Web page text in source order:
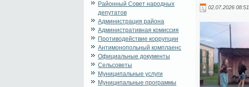
Районный Совет народных
депутатов
Администрация района
Административная комиссия
Противодействие коррупции
Антимонопольный комплаенс
Официальные документы
Сельсоветы
Муниципальные услуги
Муниципальные программы
02.07.2026 08:51